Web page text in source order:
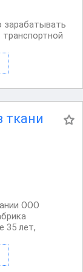
зарабатывать
— мы ценим
для
ткани
ООО
35 лет,
Мы находимся
Молот, д. 2